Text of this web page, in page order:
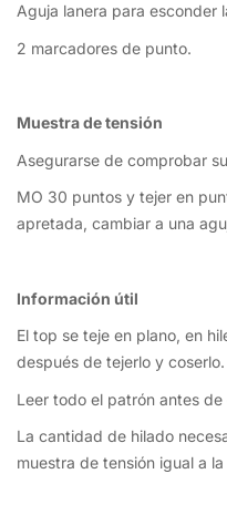
Aguja lanera para esconder
2 marcadores de punto.
Muestra de tensión
Asegurarse de comprobar
MO 30 puntos y tejer en
apretada, cambiar a una
Información útil
El top se teje en plano, en
después de tejerlo y coserlo.
Leer todo el patrón antes
La cantidad de hilado
muestra de tensión igual a